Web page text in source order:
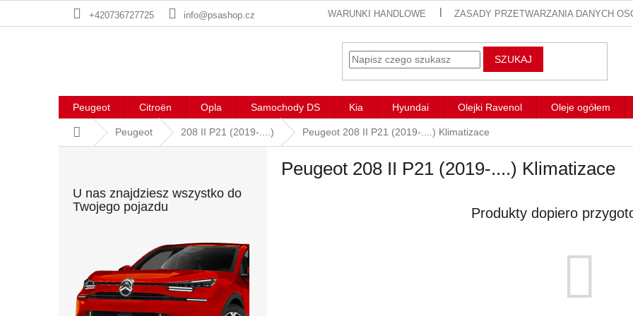
+420736727725 info@psashop.cz WARUNKI HANDLOWE ZASADY PRZETWARZANIA DANYCH
SZUKAJ
Peugeot Citroën Opla Samochody DS Kia Hyundai Olejki Ravenol Oleje ogółem
Home Peugeot 208 II P21 (2019-....) Peugeot 208 II P21 (2019-....) Klimatizace
U nas znajdziesz wszystko do
Twojego pojazdu
Peugeot 208 II P21 (2019-....) Klimatizace
Produkty dopiero